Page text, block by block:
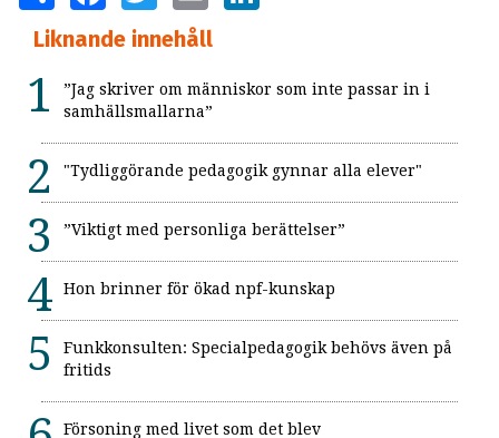
Liknande innehåll
”Jag skriver om människor som inte passar in i
samhällsmallarna”
"Tydliggörande pedagogik gynnar alla elever"
”Viktigt med personliga berättelser”
Hon brinner för ökad npf-kunskap
Funkkonsulten: Specialpedagogik behövs även på
fritids
Försoning med livet som det blev